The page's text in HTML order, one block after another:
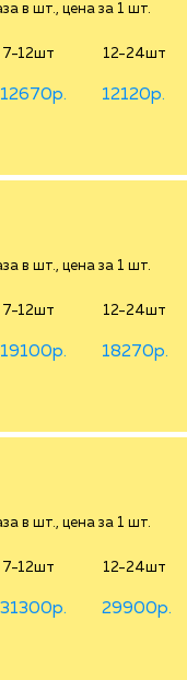
в шт., цена за 1 шт.
7-12шт 12-24шт
12670р. 12120р.
в шт., цена за 1 шт.
7-12шт 12-24шт
19100р. 18270р.
в шт., цена за 1 шт.
7-12шт 12-24шт
31300р. 29900р.